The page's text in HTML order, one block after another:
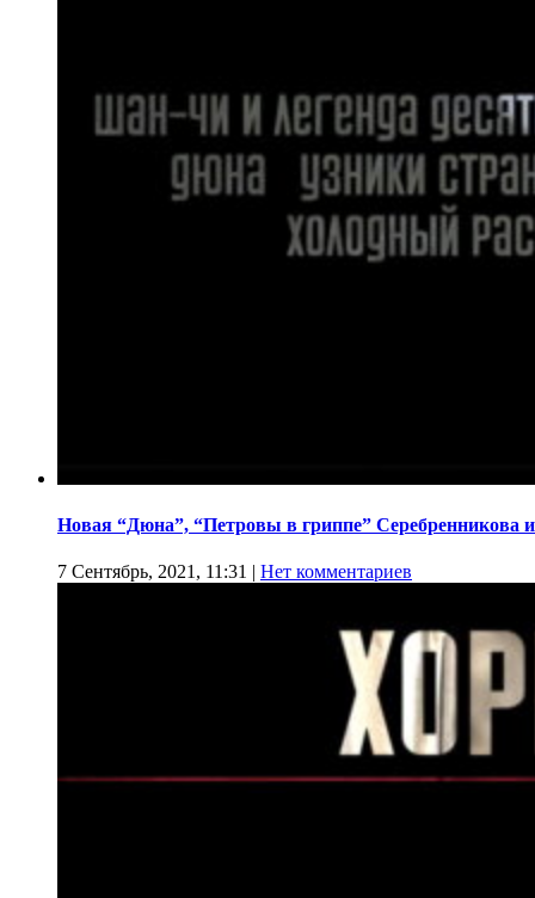
Новая “Дюна”, “Петровы в гриппе” Серебренникова
7 Сентябрь, 2021, 11:31 | Нет комментариев